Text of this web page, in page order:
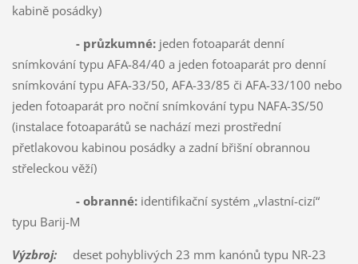
kabině posádky)
- průzkumné:jeden fotoaparát denní
snímkování typu AFA-84/40 a jeden fotoaparát pro denní
snímkování typu AFA-33/50, AFA-33/85 či AFA-33/100 nebo
jeden fotoaparát pro noční snímkování typu NAFA-3S/50
(instalace fotoaparátů se nachází mezi prostřední
přetlakovou kabinou posádky a zadní břišní obrannou
střeleckou věží)
- obranné:identifikační systém „vlastní-cizí“
typu Barij-M
Výzbroj:deset pohyblivých 23 mm kanónů typu NR-23